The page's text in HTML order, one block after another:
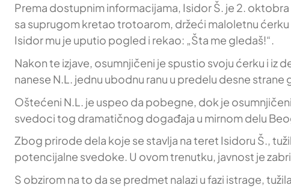
Prema dostupnim informacijama, Isidor Š. je 2.
sa suprugom kretao trotoarom, držeći maloletnu
Isidor mu je uputio pogled i rekao: „Šta me gledaš!“.
Nakon te izjave, osumnjičeni je spustio svoju ćerku i iz
nanese N.L. jednu ubodnu ranu u predelu desne
Oštećeni N.L. je uspeo da pobegne, dok je
svedoci tog dramatičnog događaja u mirnom delu
Zbog prirode dela koje se stavlja na teret Isidoru Š.,
potencijalne svedoke. U ovom trenutku, javnost je
S obzirom na to da se predmet nalazi u fazi istrage,